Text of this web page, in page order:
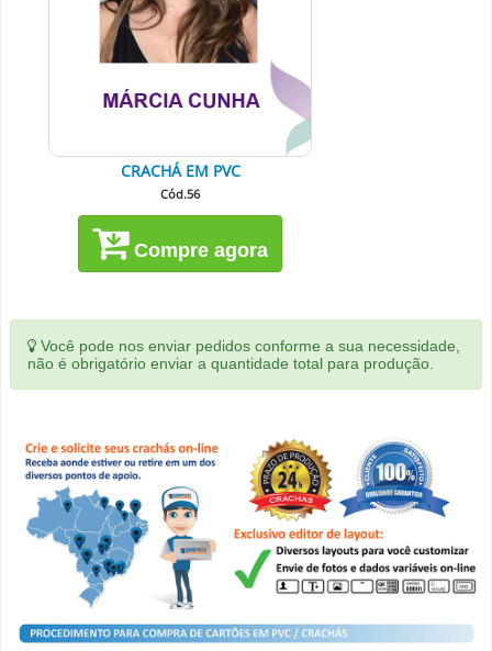
CRACHÁ EM PVC
Cód.56
Compre agora
Você pode nos enviar pedidos conforme a sua necessidade,
não é obrigatório enviar a quantidade total para produção.